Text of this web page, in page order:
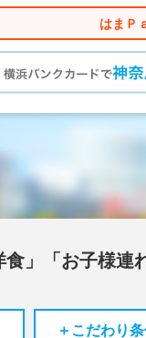
はまＰ
食」「お子様
＋こだわり